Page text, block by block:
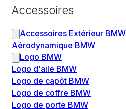
Accessoires
Accessoires Extérieur BMW
Aérodynamique BMW
Logo BMW
Logo d'aile BMW
Logo de capôt BMW
Logo de coffre BMW
Logo de porte BMW